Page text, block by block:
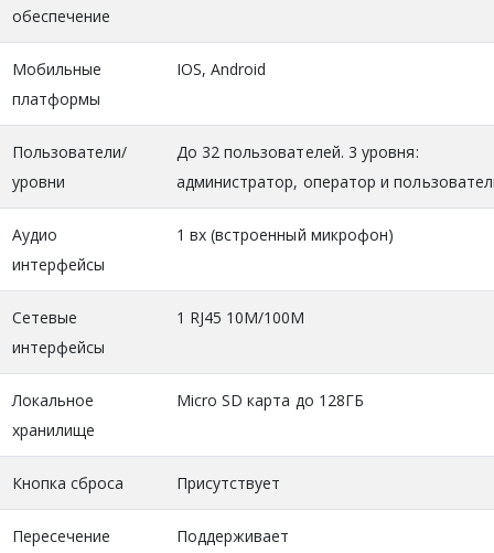
обеспечение
Мобильные
платформы
IOS, Android
Пользователи/
уровни
До 32 пользователей. 3 уровня:
администратор, оператор и
Аудио
интерфейсы
1 вх (встроенный микрофон)
Сетевые
интерфейсы
1 RJ45 10M/100M
Локальное
хранилище
Micro SD карта до 128ГБ
Кнопка сброса Присутствует
Пересечение
Поддерживает